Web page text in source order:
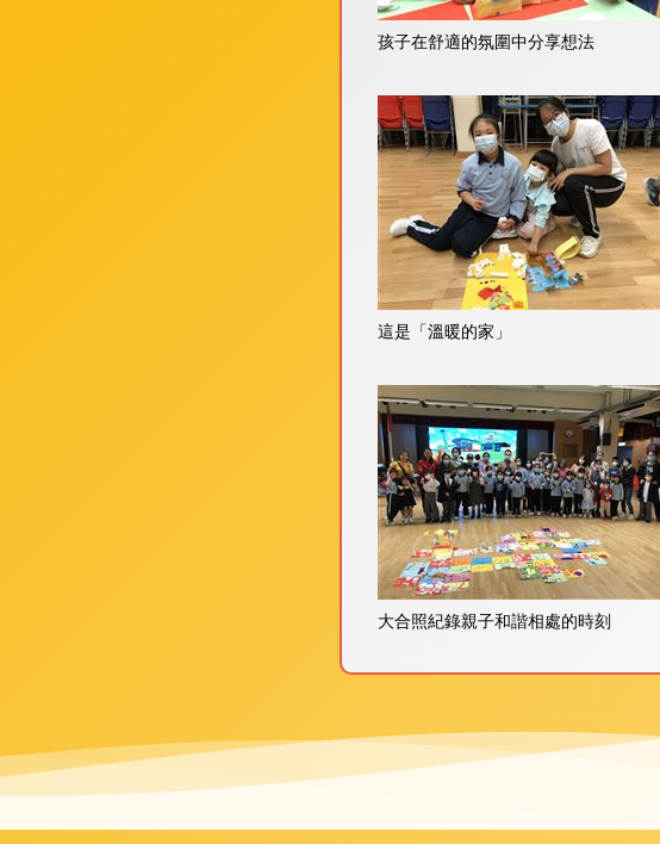
孩子在舒適的氛圍中分享想法
這是「溫暖的家」
大合照紀錄親子和諧相處的時刻